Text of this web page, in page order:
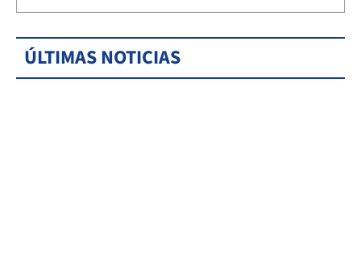
ÚLTIMAS NOTICIAS